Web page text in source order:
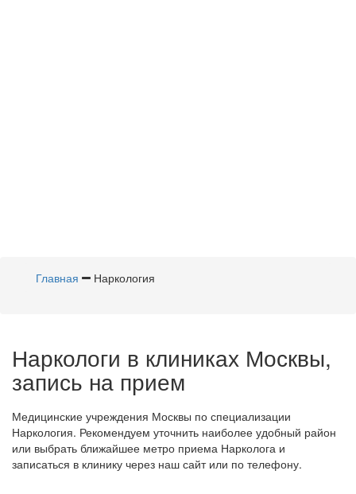
Главная Наркология
Наркологи в клиниках Москвы,
запись на прием
Медицинские учреждения Москвы по специализации
Наркология. Рекомендуем уточнить наиболее удобный район
или выбрать ближайшее метро приема Нарколога и
записаться в клинику через наш сайт или по телефону.